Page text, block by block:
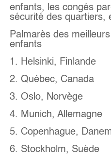
enfants, les congés
sécurité des quartiers,
Palmarès des
enfants
1. Helsinki, Finlande
2. Québec, Canada
3. Oslo, Norvège
4. Munich, Allemagne
5. Copenhague,
6. Stockholm, Suède